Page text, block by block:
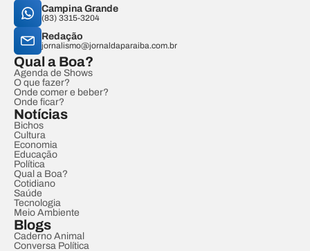
Campina Grande
(83) 3315-3204
Redação
jornalismo@jornaldaparaiba.com.br
Qual a Boa?
Agenda de Shows
O que fazer?
Onde comer e beber?
Onde ficar?
Notícias
Bichos
Cultura
Economia
Educação
Política
Qual a Boa?
Cotidiano
Saúde
Tecnologia
Meio Ambiente
Blogs
Caderno Animal
Conversa Política